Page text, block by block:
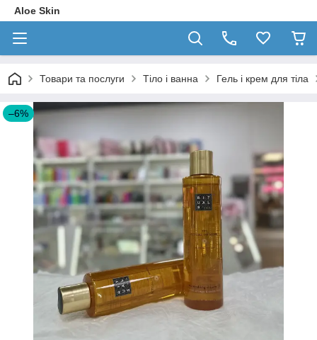
Aloe Skin
Товари та послуги Тіло і ванна Гель і крем для тіла
–6%